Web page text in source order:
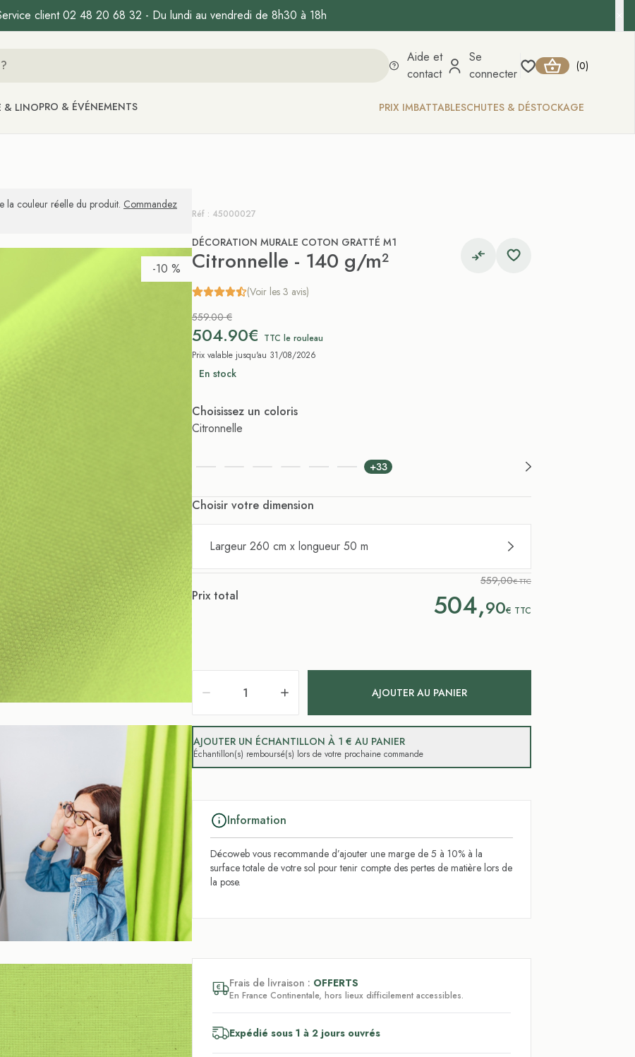
client 02 48 20 68 32 - Du lundi au vendredi de 8h30 à 18h
Aide et
contact
Se
connecter
(0)
& LINOPRO & ÉVÉNEMENTS PRIX IMBATTABLESCHUTES & DÉSTOCKAGE
la couleur réelle du produit. Commandez
-10 %
Réf : 45000027
DÉCORATION MURALE COTON GRATTÉ M1
Citronnelle - 140 g/m²
(Voir les 3 avis)
559.00 €
504.90€ TTC le rouleau
Prix valable jusqu'au 31/08/2026
En stock
Choisissez un coloris
Citronnelle
+33
Choisir votre dimension
Largeur 260 cm x longueur 50 m
Prix total
559,00€ TTC
504,90€ TTC
AJOUTER AU PANIER
AJOUTER UN ÉCHANTILLON À 1 € AU PANIER
Échantillon(s) remboursé(s) lors de votre prochaine commande
Information
Décoweb vous recommande d’ajouter une marge de 5 à 10% à la
surface totale de votre sol pour tenir compte des pertes de matière lors de
la pose.
Frais de livraison : OFFERTS
En France Continentale, hors lieux difficilement accessibles.
Expédié sous 1 à 2 jours ouvrés